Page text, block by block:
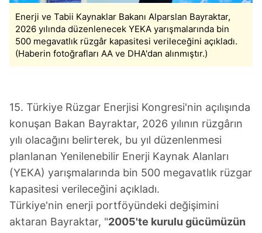
Enerji ve Tabii Kaynaklar Bakanı Alparslan Bayraktar,
2026 yılında düzenlenecek YEKA yarışmalarında bin
500 megavatlık rüzgâr kapasitesi verileceğini açıkladı.
(Haberin fotoğrafları AA ve DHA'dan alınmıştır.)
15. Türkiye Rüzgar Enerjisi Kongresi'nin açılışında
konuşan Bakan Bayraktar, 2026 yılının rüzgârın
yılı olacağını belirterek, bu yıl düzenlenmesi
planlanan Yenilenebilir Enerji Kaynak Alanları
(YEKA) yarışmalarında bin 500 megavatlık rüzgar
kapasitesi verileceğini açıkladı.
Türkiye'nin enerji portföyündeki değişimini
aktaran Bayraktar, "2005'te kurulu gücümüzün